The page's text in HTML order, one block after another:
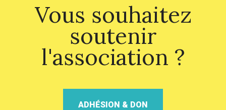
Vous souhaitez
soutenir
l'association ?
ADHÉSION & DON